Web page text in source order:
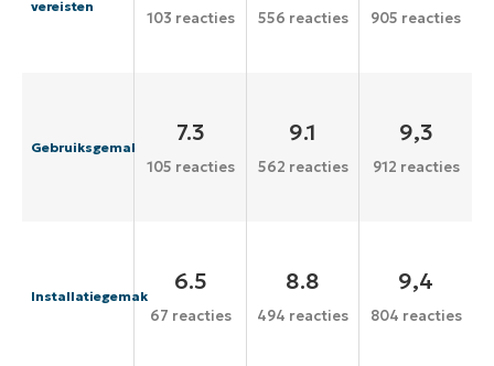
vereisten
103 reacties 556 reacties 905 reacties
Gebruiksgemak
7.3
105 reacties
9.1
562 reacties
9,3
912 reacties
Installatiegemak
6.5
67 reacties
8.8
494 reacties
9,4
804 reacties